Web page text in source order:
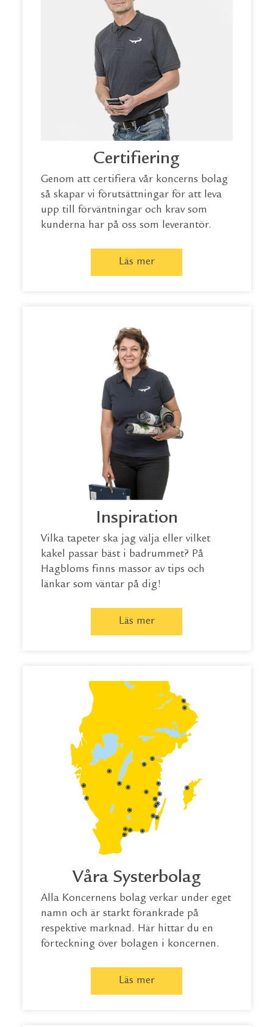
Certifiering
Genom att certifiera vår koncerns bolag
så skapar vi förutsättningar för att leva
upp till förväntningar och krav som
kunderna har på oss som leverantör.
Läs mer
Inspiration
Vilka tapeter ska jag välja eller vilket
kakel passar bäst i badrummet? På
Hagbloms finns massor av tips och
länkar som väntar på dig!
Läs mer
Våra Systerbolag
Alla Koncernens bolag verkar under eget
namn och är starkt förankrade på
respektive marknad. Här hittar du en
förteckning över bolagen i koncernen.
Läs mer